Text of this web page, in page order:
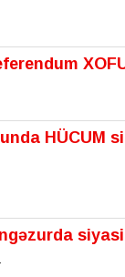
HÜCUM
siyasi